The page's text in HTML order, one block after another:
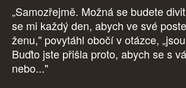
„Samozřejmě. Možná se budete
se mi každý den, abych ve své
ženu," povytáhl obočí v otázce,
Buďto jste přišla proto, abych se s
nebo..."